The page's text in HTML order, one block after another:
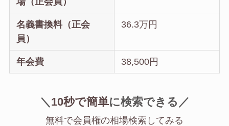
名義書換料（正会
員）
36.3万円
年会費 38,500円
＼ 10秒で簡単に検索できる／
無料で会員権の相場検索してみる